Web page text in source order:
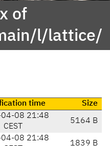
of
l/lattice/
time
Size
08 21:48
CEST
5164 B
08 21:48
1839 B